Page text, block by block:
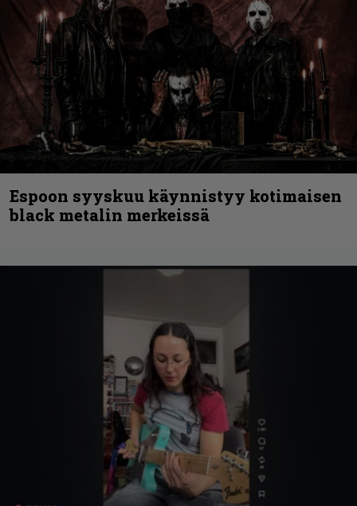
Espoon syyskuu käynnistyy kotimaisen
black metalin merkeissä